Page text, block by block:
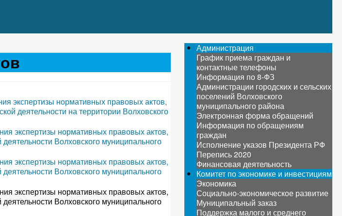
экспертизы нормативных правовых актов,
деятельности на территории Волховского
экспертизы нормативных правовых актов,
Волховского муниципального
экспертизы нормативных правовых актов,
Волховского муниципального
экспертизы нормативных правовых актов,
Волховского муниципального
Администрация
График приема граждан и
контактные телефоны
Информация по 8-ФЗ
Администрации городских и сельских
поселений Волховского
муниципального района
Электронная форма обращений
Информация по обращениям
граждан
Исполнение указов Президента РФ
Перепись 2020
Финансовая деятельность
Комитет по экономике и инвестициям
Экономика
Социально-экономическое развитие
Муниципальный заказ
Поддержка малого и среднего